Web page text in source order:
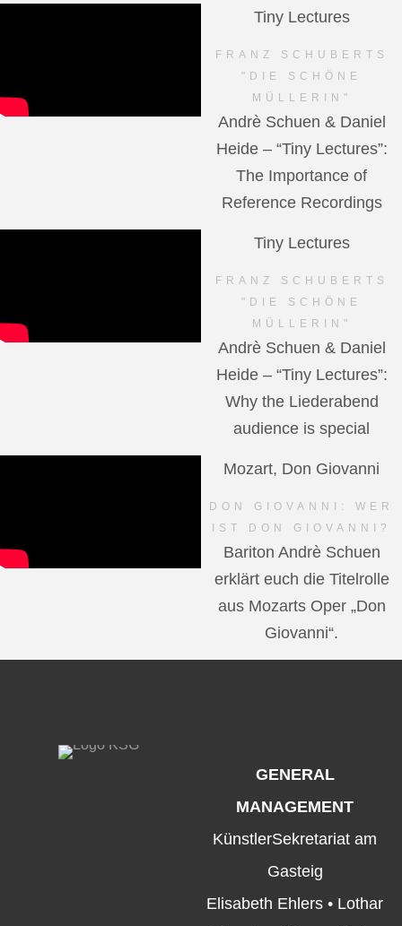
Tiny Lectures
FRANZ SCHUBERTS
"DIE SCHÖNE
MÜLLERIN"
Andrè Schuen & Daniel
Heide – “Tiny Lectures”:
The Importance of
Reference Recordings
Tiny Lectures
FRANZ SCHUBERTS
"DIE SCHÖNE
MÜLLERIN"
Andrè Schuen & Daniel
Heide – “Tiny Lectures”:
Why the Liederabend
audience is special
Mozart, Don Giovanni
DON GIOVANNI: WER
IST DON GIOVANNI?
Bariton Andrè Schuen
erklärt euch die Titelrolle
aus Mozarts Oper „Don
Giovanni“.
GENERAL
MANAGEMENT
KünstlerSekretariat am
Gasteig
Elisabeth Ehlers • Lothar